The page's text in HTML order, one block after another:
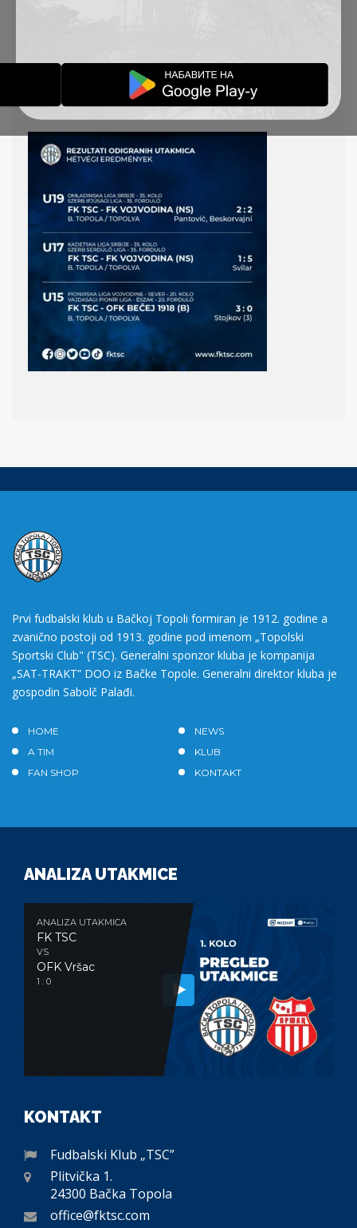
10-05-2021
Prvi fudbalski klub u Bačkoj Topoli formiran je 1912. godine a
zvanično postoji od 1913. godine pod imenom „Topolski
Sportski Club" (TSC). Generalni sponzor kluba je kompanija
„SAT-TRAKT” DOO iz Bačke Topole. Generalni direktor kluba je
gospodin Sabolč Palađi.
HOME
NEWS
A TIM
KLUB
FAN SHOP
KONTAKT
ANALIZA UTAKMICE
ANALIZA UTAKMICA
FK TSC
VS
OFK Vršac
1 : 0
KONTAKT
Fudbalski Klub „TSC”
Plitvička 1.
24300 Bačka Topola
office@fktsc.com